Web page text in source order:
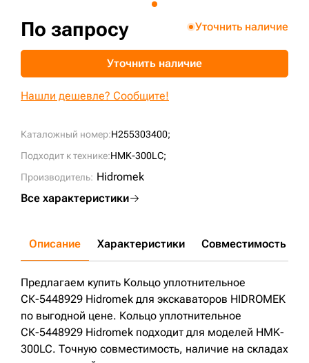
Каталожный номер:H255303400;
Подходит к технике:HMK-300LC;
Производитель: Hidromek
Все характеристики
По запросу Уточнить наличие
Уточнить наличие
Нашли дешевле? Сообщите!
Описание Характеристики Совместимость
Предлагаем купить Кольцо уплотнительное
СК-5448929 Hidromek для экскаваторов HIDROMEK
по выгодной цене. Кольцо уплотнительное
СК-5448929 Hidromek подходит для моделей HMK-
300LC. Точную совместимость, наличие на складах
+7 (499) 394-50-93